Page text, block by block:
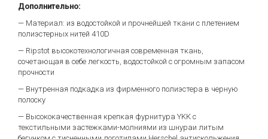
Дополнительно:
— Материал: из водостойкой и прочнейшей ткани с плетением
полиэстерных нитей 410D
— Ripstot высокотехнологичная современная ткань,
сочетающая в себе легкость, водостойкой с огромным запасом
прочности
— Внутренная подкадка из фирменного полиэстера в черную
полоску
— Высококачественная крепкая фурнитура YKK с
текстильными застежками-молниями из шнураи литым